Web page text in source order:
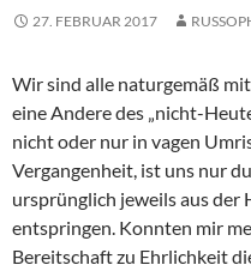
27. FEBRUAR 2017
Wir sind alle naturgemäß
eine Andere des „nicht-
nicht oder nur in vagen
Vergangenheit, ist uns nur
ursprünglich jeweils aus der
entspringen. Konnten mir
Bereitschaft zu Ehrlichkeit